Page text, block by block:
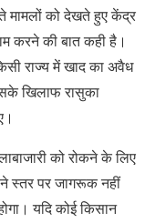
मामलों को देखते हुए केंद्र
करने की बात कही है।
राज्य में खाद का अवैध
खिलाफ रासुका
को रोकने के लिए
स्तर पर जागरूक नहीं
यदि कोई किसान